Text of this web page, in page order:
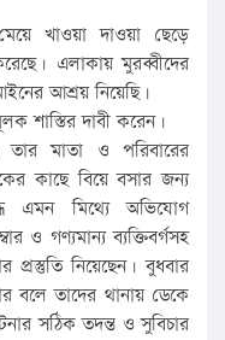
খাওয়া দাওয়া ছেড়ে
এলাকায় মুরব্বীদের
আশ্রয় নিয়েছি।
শাস্তির দাবী করেন।
মাতা ও পরিবারের
কাছে বিয়ে বসার জন্য
এমন মিথ্যে অভিযোগ
ও গণ্যমান্য ব্যক্তিবর্গসহ
নিয়েছেন। বুধবার
বলে তাদের থানায় ডেকে
সঠিক তদন্ত ও সুবিচার